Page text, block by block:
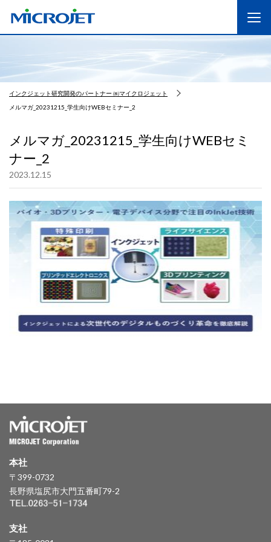
インクジェット研究開発のパートナー ㈱マイクロジェット
メルマガ_20231215_学生向けWEBセミナー_2
メルマガ_20231215_学生向けWEBセミ
ナー_2
2023.12.15
本社
〒399-0732
長野県塩尻市大門五番町79-2
支社